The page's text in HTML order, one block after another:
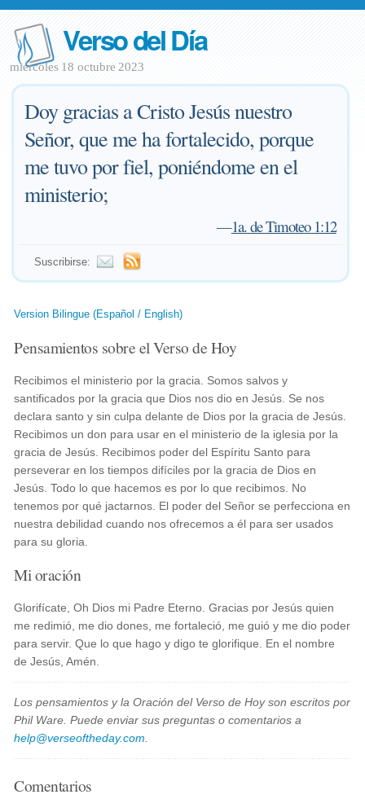
Verso del Día
miércoles 18 octubre 2023
Doy gracias a Cristo Jesús nuestro
Señor, que me ha fortalecido, porque
me tuvo por fiel, poniéndome en el
ministerio;
—1a. de Timoteo 1:12
Suscribirse:
Version Bilingue (Español / English)
Pensamientos sobre el Verso de Hoy
Recibimos el ministerio por la gracia. Somos salvos y
santificados por la gracia que Dios nos dio en Jesús. Se nos
declara santo y sin culpa delante de Dios por la gracia de Jesús.
Recibimos un don para usar en el ministerio de la iglesia por la
gracia de Jesús. Recibimos poder del Espíritu Santo para
perseverar en los tiempos difíciles por la gracia de Dios en
Jesús. Todo lo que hacemos es por lo que recibimos. No
tenemos por qué jactarnos. El poder del Señor se perfecciona en
nuestra debilidad cuando nos ofrecemos a él para ser usados
para su gloria.
Mi oración
Glorifícate, Oh Dios mi Padre Eterno. Gracias por Jesús quien
me redimió, me dio dones, me fortaleció, me guió y me dio poder
para servir. Que lo que hago y digo te glorifique. En el nombre
de Jesús, Amén.
Los pensamientos y la Oración del Verso de Hoy son escritos por
Phil Ware. Puede enviar sus preguntas o comentarios a
help@verseoftheday.com
Comentarios